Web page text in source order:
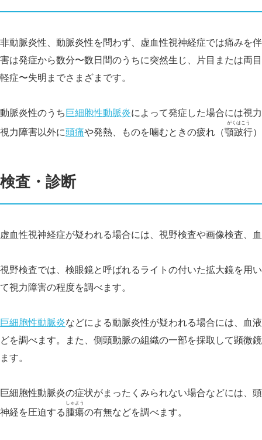
非動脈炎性、動脈炎性を問わず、虚血性視神経症では痛みを
害は発症から数分〜数日間のうちに突然生じ、片目または両
軽症〜失明までさまざまです。
動脈炎性のうち巨細胞性動脈炎によって発症した場合には視
視力障害以外に頭痛や発熱、ものを噛むときの疲れ（顎跛行
がくはこう
検査・診断
虚血性視神経症が疑われる場合には、視野検査や画像検査、
視野検査では、検眼鏡と呼ばれるライトの付いた拡大鏡を用
て視力障害の程度を調べます。
巨細胞性動脈炎などによる動脈炎性が疑われる場合には、血
どを調べます。また、側頭動脈の組織の一部を採取して顕微
ます。
巨細胞性動脈炎の症状がまったくみられない場合などには、
神経を圧迫する腫瘍
しゅよう
の有無などを調べます。